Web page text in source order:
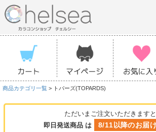
商品カテゴリ一覧 > トパーズ(TOPARDS)
ただいまご注文いただきますと
即日発送商品 は
8/11以降のお届け